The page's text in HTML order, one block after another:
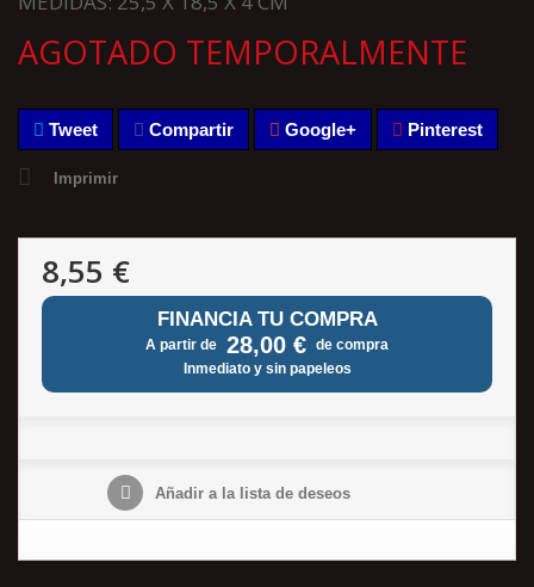
AGOTADO TEMPORALMENTE
Tweet Compartir Google+ Pinterest
Imprimir
8,55 €
FINANCIA TU COMPRA
A partir de 28,00 € de compra
Inmediato y sin papeleos
Añadir a la lista de deseos